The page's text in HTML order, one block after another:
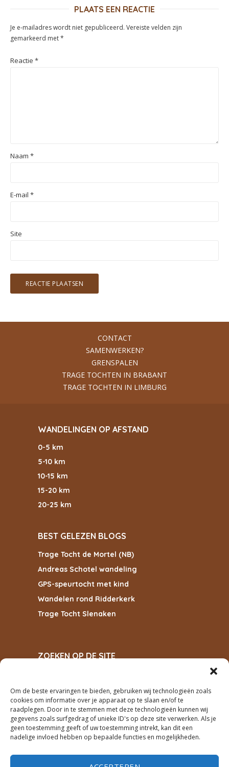
Om de beste ervaringen te bieden, gebruiken wij technologieën zoals
cookies om informatie over je apparaat op te slaan en/of te
raadplegen. Door in te stemmen met deze technologieën kunnen wij
gegevens zoals surfgedrag of unieke ID's op deze site verwerken. Als je
geen toestemming geeft of uw toestemming intrekt, kan dit een
nadelige invloed hebben op bepaalde functies en mogelijkheden.
PLAATS EEN REACTIE
Je e-mailadres wordt niet gepubliceerd. Vereiste velden zijn
gemarkeerd met*
Reactie *
Naam *
E-mail *
Site
CONTACT
SAMENWERKEN?
GRENSPALEN
TRAGE TOCHTEN IN BRABANT
TRAGE TOCHTEN IN LIMBURG
WANDELINGEN OP AFSTAND
0-5 km
5-10 km
10-15 km
15-20 km
20-25 km
BEST GELEZEN BLOGS
Trage Tocht de Mortel (NB)
Andreas Schotel wandeling
GPS-speurtocht met kind
Wandelen rond Ridderkerk
Trage Tocht Slenaken
ZOEKEN OP DE SITE
ZOEKEN
PRIVACY
cookiebeleid